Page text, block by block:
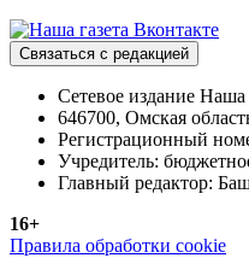
Связаться с редакцией
Сетевое издание Наша
646700, Омская
Регистрационный
Учредитель:
Главный редактор:
16+
Правила обработки cookie